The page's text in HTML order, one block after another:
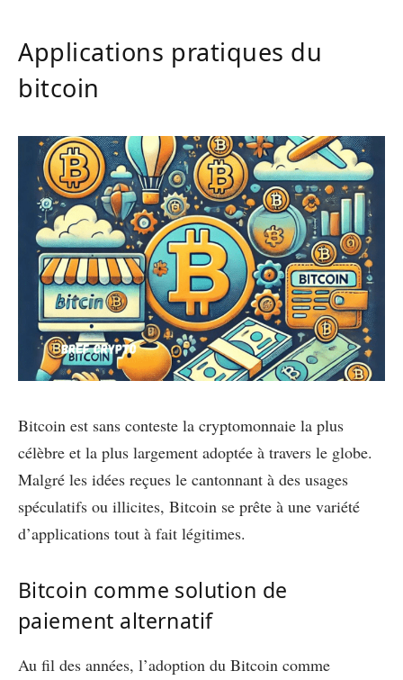
Applications pratiques du
bitcoin
Bitcoin est sans conteste la cryptomonnaie la plus
célèbre et la plus largement adoptée à travers le globe.
Malgré les idées reçues le cantonnant à des usages
spéculatifs ou illicites, Bitcoin se prête à une variété
d’applications tout à fait légitimes.
Bitcoin comme solution de
paiement alternatif
Au fil des années, l’adoption du Bitcoin comme